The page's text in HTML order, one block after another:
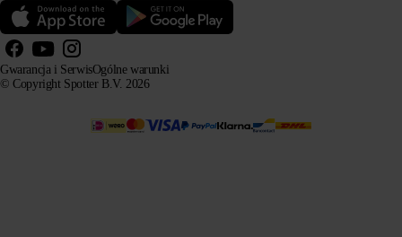
© Copyright Spotter B.V. 2026
Gwarancja i SerwisOgólne warunki